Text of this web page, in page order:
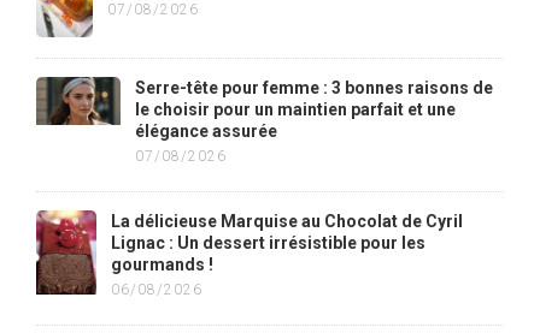
07/08/2026
Serre-tête pour femme : 3 bonnes raisons de
le choisir pour un maintien parfait et une
élégance assurée
07/08/2026
La délicieuse Marquise au Chocolat de Cyril
Lignac : Un dessert irrésistible pour les
gourmands !
06/08/2026